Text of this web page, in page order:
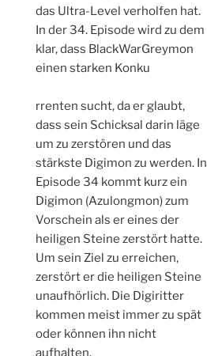
das Ultra-Level verholfen hat.
In der 34. Episode wird zu dem
klar, dass BlackWarGreymon
einen starken Konku
relaisvih12
rrenten sucht, da er glaubt,
dass sein Schicksal darin läge
um zu zerstören und das
stärkste Digimon zu werden. In
Episode 34 kommt kurz ein
Digimon (Azulongmon) zum
Vorschein als er eines der
heiligen Steine zerstört hatte.
Um sein Ziel zu erreichen,
zerstört er die heiligen Steine
unaufhörlich. Die Digiritter
kommen meist immer zu spät
oder können ihn nicht
aufhalten.